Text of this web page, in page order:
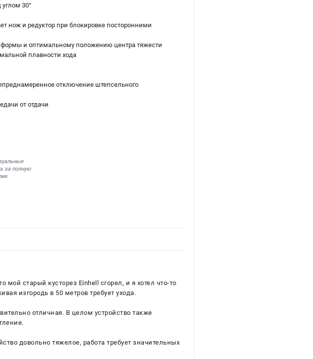
30°
нож и редуктор при блокировке посторонними
формы и оптимальному положению центра тяжести
плавности хода
отключение штепсельного
от отдачи
за полную
мой старый кусторез Einhell сгорел, и я хотел что-то
изгородь в 50 метров требует ухода.
отличная. В целом устройство также
довольно тяжелое, работа требует значительных